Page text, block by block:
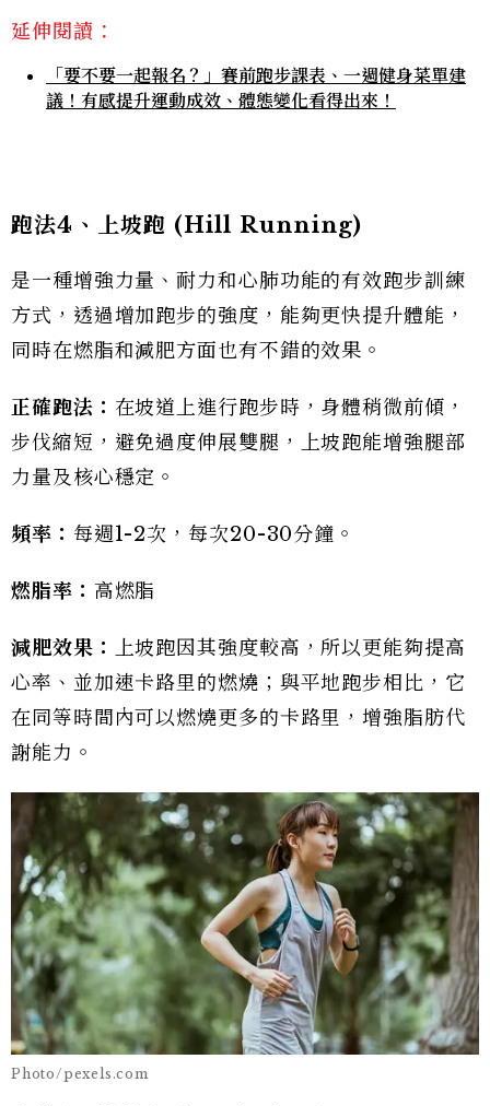
延伸閱讀：
「要不要一起報名？」賽前跑步課表、一週健身菜單建
議！有感提升運動成效、體態變化看得出來！
跑法4 、上坡跑 (Hill Running)
是一種增強力量、耐力和心肺功能的有效跑步訓練
方式，透過增加跑步的強度，能夠更快提升體能，
同時在燃脂和減肥方面也有不錯的效果。
正確跑法： 在坡道上進行跑步時，身體稍微前傾，
步伐縮短，避免過度伸展雙腿，上坡跑能增強腿部
力量及核心穩定。
頻率： 每週1-2次，每次20-30分鐘。
燃脂率： 高燃脂
減肥效果：
上坡跑因其強度較高，所以更能夠提高
心率、並加速卡路里的燃燒；與平地跑步相比，它
在同等時間內可以燃燒更多的卡路里，增強脂肪代
謝能力。
Photo/pexels.com